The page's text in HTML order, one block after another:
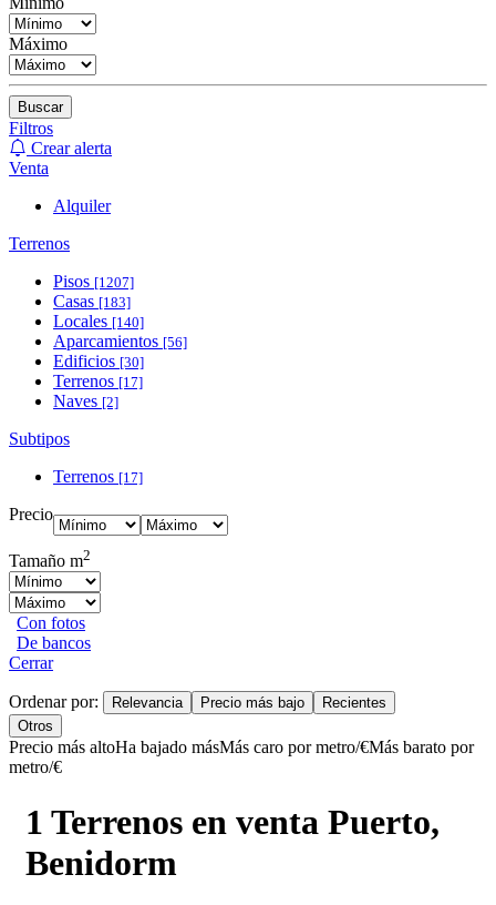
Máximo
Buscar
Filtros
Crear alerta
Venta
Alquiler
Terrenos
Pisos [1207]
Casas [183]
Locales [140]
Aparcamientos [56]
Edificios [30]
Terrenos [17]
Naves [2]
Subtipos
Terrenos [17]
Precio
Tamaño m2
Con fotos
De bancos
Cerrar
Ordenar por: Relevancia Precio más bajo
Recientes
Otros
Precio más altoHa bajado másMás caro por metro/€Más barato por
metro/€
1 Terrenos en venta Puerto,
Benidorm